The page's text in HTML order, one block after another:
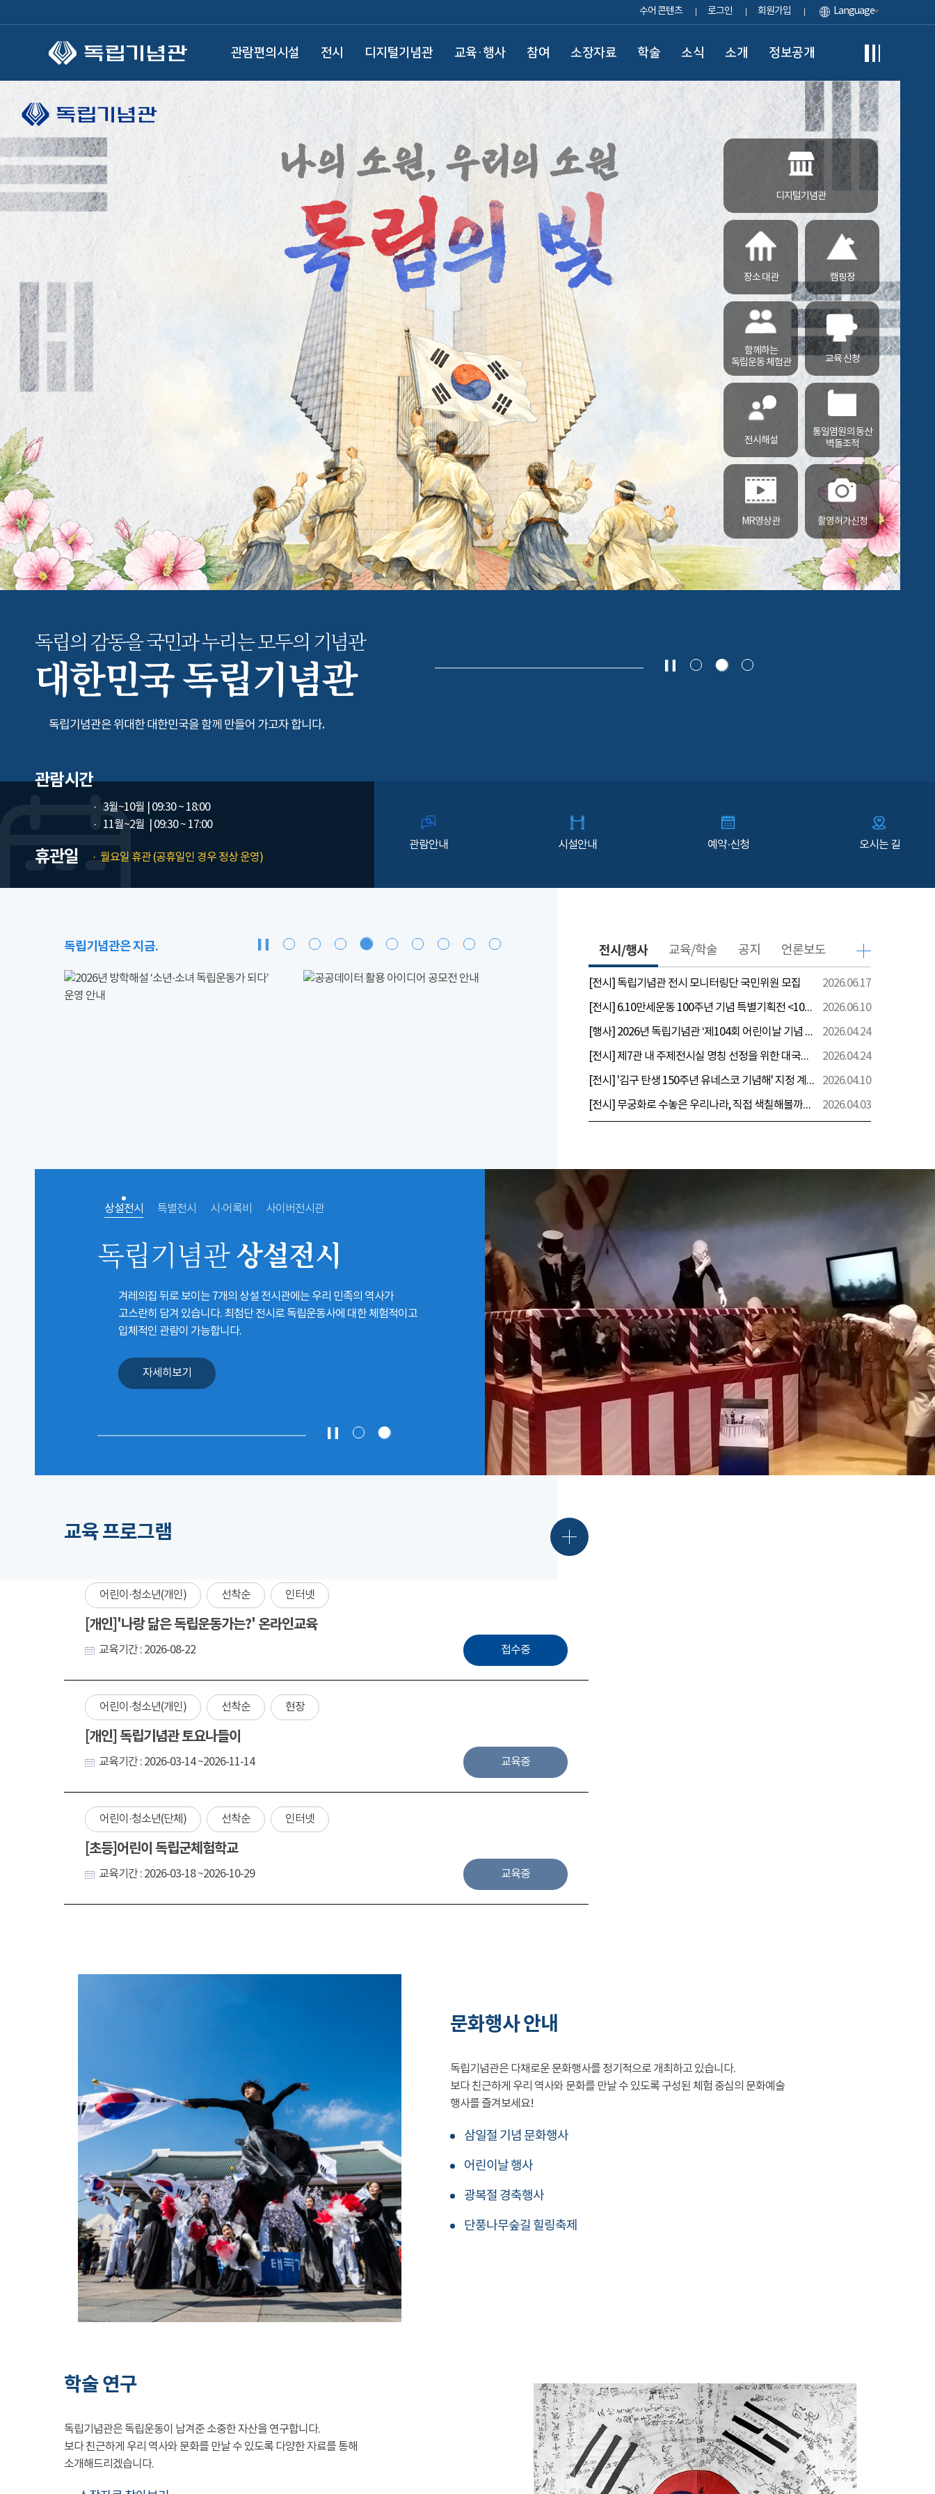
수어 콘텐츠 로그인 회원가입 Language
관람편의시설 전시 디지털기념관 교육·행사 참여 소장자료 학술 소식 소개 정보공개
디지털기념관
장소 대관 캠핑장
함께하는
독립운동 체험관
교육 신청
전시해설
통일염원의 동산
벽돌조적
MR영상관 촬영허가신청
독립의 감동을 국민과 누리는모두의 기념관
대한민국 독립기념관
독립기념관은 위대한 대한민국을 함께 만들어 가고자 합니다.
관람시간
3월~10월
| 09:30 ~ 18:00
11월~2월
| 09:30 ~ 17:00
휴관일 월요일 휴관 (공휴일인 경우 정상 운영)
관람안내 시설안내 예약·신청 오시는 길
독립기념관은 지금. 전시/행사
[전시] 독립기념관 전시 모니터링단 국민위원 모집
2026.06.17
[전시] 6.10만세운동 100주년 기념 특별기획전 <100년 전 그날을 보다: 6.10만세운동>
2026.06.10
[행사] 2026년 독립기념관 ‘제104회 어린이날 기념 행사’ 안내
2026.04.24
[전시] 제7관 내 주제전시실 명칭 선정을 위한 대국민 의견 수렴 실시
2026.04.24
[전시] '김구 탄생 150주년 유네스코 기념해' 지정 계기 AI영상 국민공모 개최 안내
2026.04.10
[전시] 무궁화로 수놓은 우리나라, 직접 색칠해볼까요?
2026.04.03
교육/학술 공지 언론보도
상설전시 특별전시 시·어록비 사이버전시관
독립기념관상설전시
겨레의집 뒤로 보이는 7개의 상설 전시관에는 우리 민족의 역사가
고스란히 담겨 있습니다. 최첨단 전시로 독립운동사에 대한 체험적이고
입체적인 관람이 가능합니다.
자세히보기
교육 프로그램
어린이·청소년(개인) 선착순 인터넷
[개인]'나랑 닮은 독립운동가는?' 온라인교육
교육기간 : 2026-08-22 접수중
어린이·청소년(개인) 선착순 현장
[개인] 독립기념관 토요나들이
교육기간 : 2026-03-14 ~2026-11-14 교육중
어린이·청소년(단체) 선착순 인터넷
[초등]어린이 독립군체험학교
교육기간 : 2026-03-18 ~2026-10-29 교육중
문화행사 안내
독립기념관은 다채로운 문화행사를 정기적으로 개최하고 있습니다.
보다 친근하게 우리 역사와 문화를 만날 수 있도록 구성된 체험 중심의 문화예술
행사를 즐겨보세요!
삼일절 기념 문화행사
어린이날 행사
광복절 경축행사
단풍나무숲길 힐링축제
학술 연구
독립기념관은 독립운동이 남겨준 소중한 자산을 연구합니다.
보다 친근하게 우리 역사와 문화를 만날 수 있도록 다양한 자료를 통해
소개해드리겠습니다.